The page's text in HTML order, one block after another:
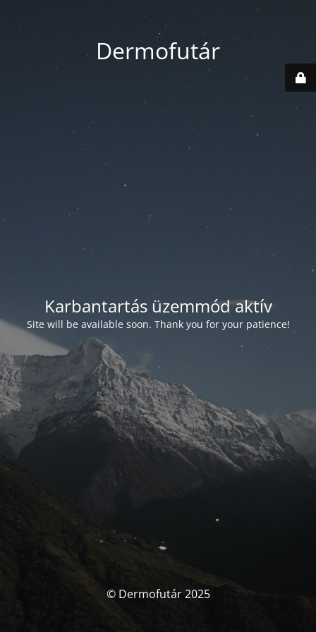
Dermofutár
Karbantartás üzemmód aktív
Site will be available soon. Thank you for your patience!
© Dermofutár 2025